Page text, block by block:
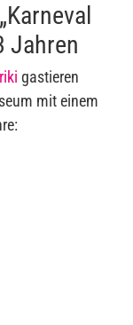
Jahren
gastieren
mit einem